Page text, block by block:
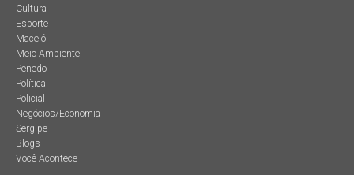
Cultura
Esporte
Maceió
Meio Ambiente
Penedo
Política
Policial
Negócios/Economia
Sergipe
Blogs
Você Acontece